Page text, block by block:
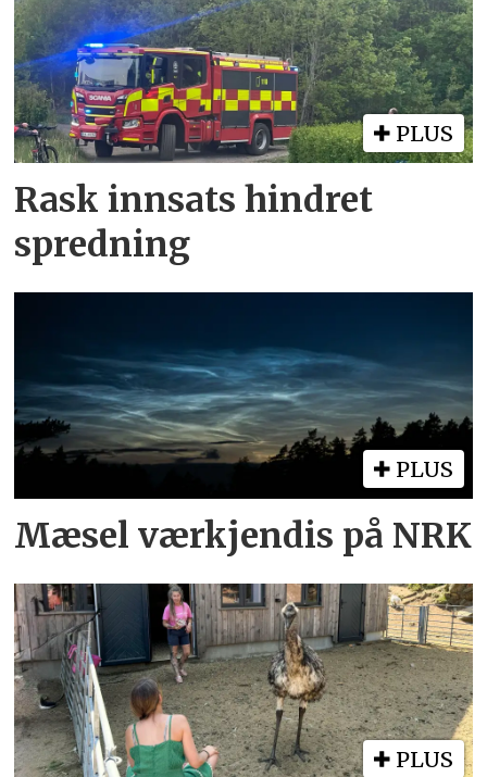
PLUS
Rask innsats hindret
spredning
PLUS
Mæsel værkjendis på NRK
PLUS